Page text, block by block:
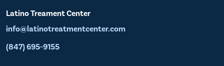
Latino Treament Center
info@latinotreatmentcenter.com
(847) 695-9155